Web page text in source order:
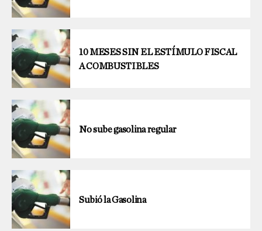
10 MESES SIN EL ESTÍMULO FISCAL
A COMBUSTIBLES
No sube gasolina regular
Subió la Gasolina